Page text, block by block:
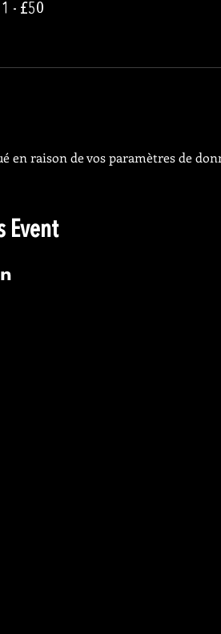
1 - £50
en raison de vos paramètres de
Event